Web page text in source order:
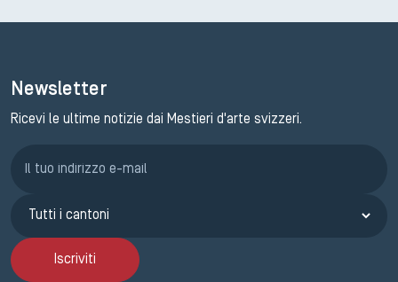
Newsletter
Ricevi le ultime notizie dai Mestieri d'arte svizzeri.
Iscriviti